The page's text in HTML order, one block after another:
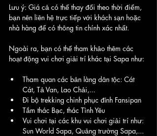
Lưu ý: Giá cả có thể thay đổi theo thời điểm,
bạn nên liên hệ trực tiếp với khách sạn hoặc
nhà hàng để có thông tin chính xác nhất.
Ngoài ra, bạn có thể tham khảo thêm các
hoạt động vui chơi giải trí khác tại Sapa như:
Tham quan các bản làng dân tộc: Cát
Cát, Tả Van, Lao Chải,...
Đi bộ trekking chinh phục đỉnh Fansipan
Tắm thác Bạc, thác Tình Yêu
Vui chơi tại các khu vui chơi giải trí như:
Sun World Sapa, Quảng trường Sapa,...